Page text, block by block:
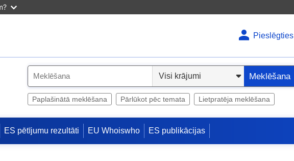
Pieslēgties
e
Meklēšana
Paplašinātā meklēšana Pārlūkot pēc temata Lietpratēja meklēšana
ES pētījumu rezultāti EU Whoiswho ES publikācijas